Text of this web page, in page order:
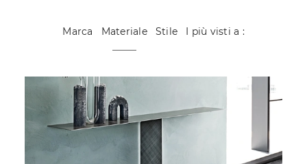
Marca Materiale Stile I più visti a :